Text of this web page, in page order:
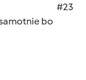
#23
bo